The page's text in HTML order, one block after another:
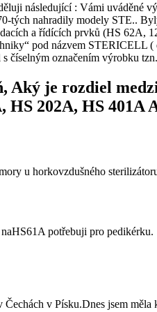
následující : Vámi
tých nahradily modely STE..
a řídících prvků (HS
pod názvem
číselným označením výrobku
Aký je rozdiel
HS 202A, HS 401A
u horkovzdušného
potřebuji pro pedikérku.
v Písku.Dnes jsem